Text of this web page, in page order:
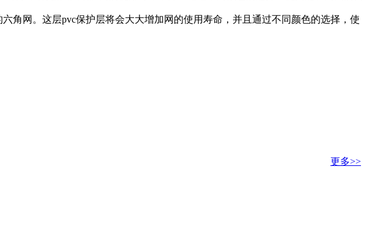
角网。这层pvc保护层将会大大增加网的使用寿命，并且通过不同颜色的选择，使
更多>>